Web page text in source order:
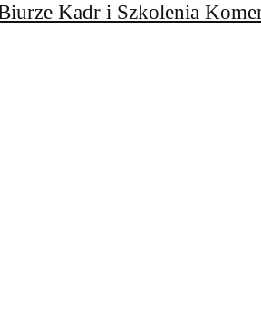
Kadr i Szkolenia